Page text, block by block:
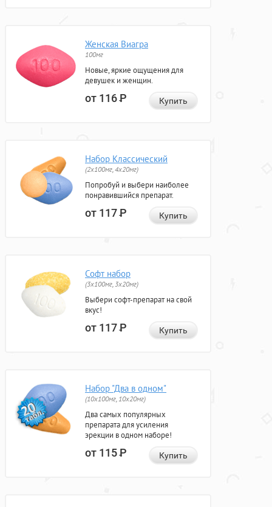
Женская Виагра
100мг
Новые, яркие ощущения для
девушек и женщин.
от 116Р Купить
Набор Классический
(2x100мг, 4x20мг)
Попробуй и выбери наиболее
понравившийся препарат.
от 117Р Купить
Софт набор
(3x100мг, 3x20мг)
Выбери софт-препарат на свой
вкус!
от 117Р Купить
Набор "Два в одном"
(10x100мг, 10x20мг)
Два самых популярных
препарата для усиления
эрекции в одном наборе!
от 115Р Купить